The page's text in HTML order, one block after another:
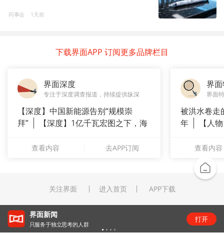
药事会 1天前
下载界面APP 订阅更多品牌栏目
界面深度
专注于深度调查报道，持续提供纵深
【深度】中国新能源告别“规模崇
拜”
【深度】1亿千瓦宏图之下，海
查看内容 去APP订阅
界
界面
被洪水卷走
年
【人
查看内容
关注界面 进入首页 APP下载
“锂业双雄”净利齐翻番，扣非净利却呈“冷暖”两
级
打开